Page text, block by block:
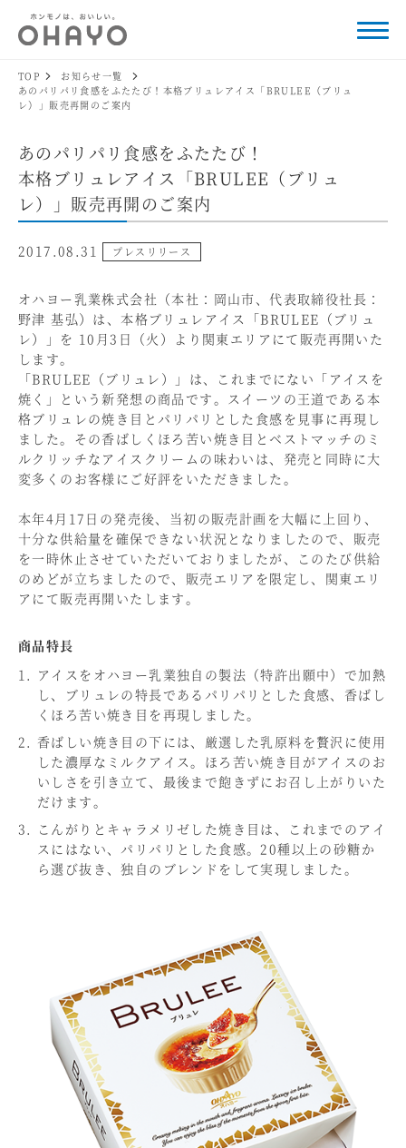
TOP
お知らせ一覧
あのパリパリ食感をふたたび！本格ブリュレアイス「BRULEE（ブリュ
レ）」販売再開のご案内
あのパリパリ食感をふたたび！
本格ブリュレアイス「BRULEE（ブリュ
レ）」販売再開のご案内
2017.08.31 プレスリリース
オハヨー乳業株式会社（本社：岡山市、代表取締役社長：
野津 基弘）は、本格ブリュレアイス「BRULEE（ブリュ
レ）」を 10月3日（火）より関東エリアにて販売再開いた
します。
「BRULEE（ブリュレ）」は、これまでにない「アイスを
焼く」という新発想の商品です。スイーツの王道である本
格ブリュレの焼き目とパリパリとした食感を見事に再現し
ました。その香ばしくほろ苦い焼き目とベストマッチのミ
ルクリッチなアイスクリームの味わいは、発売と同時に大
変多くのお客様にご好評をいただきました。
本年4月17日の発売後、当初の販売計画を大幅に上回り、
十分な供給量を確保できない状況となりましたので、販売
を一時休止させていただいておりましたが、このたび供給
のめどが立ちましたので、販売エリアを限定し、関東エリ
アにて販売再開いたします。
商品特長
アイスをオハヨー乳業独自の製法（特許出願中）で加熱
し、ブリュレの特長であるパリパリとした食感、香ばし
くほろ苦い焼き目を再現しました。
香ばしい焼き目の下には、厳選した乳原料を贅沢に使用
した濃厚なミルクアイス。ほろ苦い焼き目がアイスのお
いしさを引き立て、最後まで飽きずにお召し上がりいた
だけます。
こんがりとキャラメリゼした焼き目は、これまでのアイ
スにはない、パリパリとした食感。20種以上の砂糖か
ら選び抜き、独自のブレンドをして実現しました。